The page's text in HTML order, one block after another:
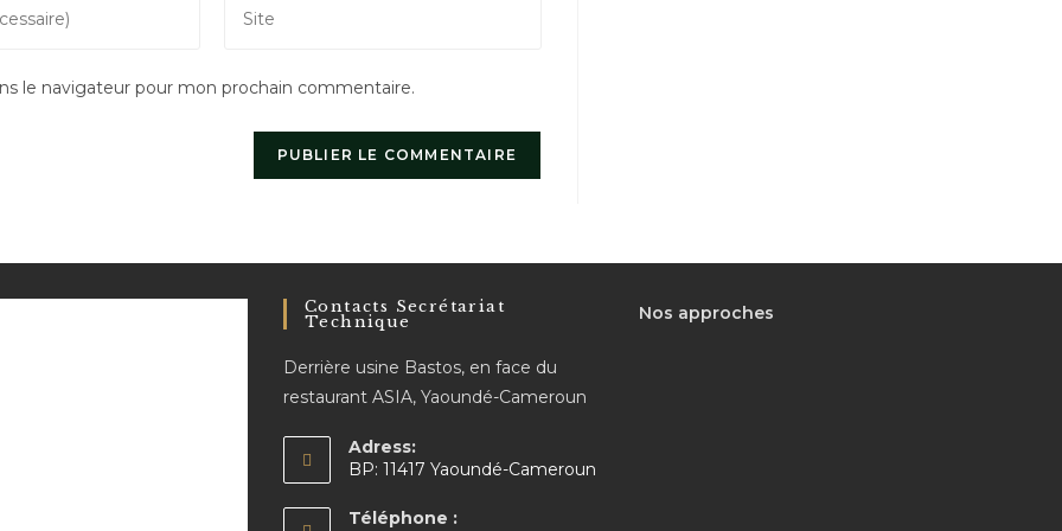
l’URL
votre
(facultatif)
le navigateur pour mon prochain commentaire.
Contacts Secrétariat
Technique
Derrière usine Bastos, en face du
restaurant ASIA, Yaoundé-Cameroun
Adress:
BP: 11417 Yaoundé-Cameroun
Téléphone :
Nos approches